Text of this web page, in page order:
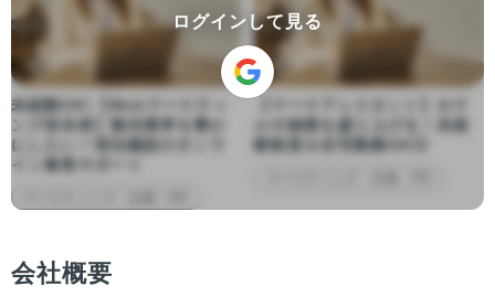
ログインして見る
未経験OK!【Webマーケティ
ング担当者】観光業界を豊か
にしたい！宿泊施設のオンラ
イン集客サポート
ルや旅館を盛り上げる！未経
会社概要